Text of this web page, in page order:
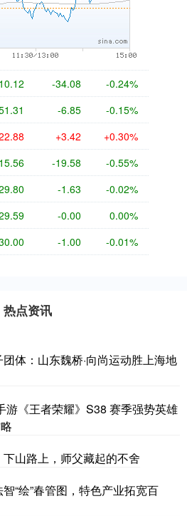
-34.08 -0.24%
-6.85 -0.15%
+3.42 +0.30%
-19.58 -0.55%
-1.63 -0.02%
-0.00 0.00%
-1.00 -0.01%
热点资讯
体：山东魏桥·向尚运动胜上海地
游《王者荣耀》S38 赛季强势英雄
山路上，师父藏起的不舍
“绘”春管图，特色产业拓宽百